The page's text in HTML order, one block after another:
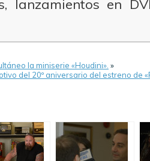
lanzamientos en
la miniserie «Houdini». »
del 20º aniversario del estreno de